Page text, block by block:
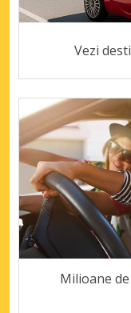
Vezi
Milioane